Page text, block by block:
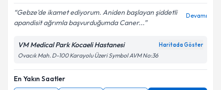
Gebze'de ikamet ediyorum. Aniden başlayan şiddetli
apandisit ağrımla başvurduğumda Caner...
Devamı
VM Medical Park Kocaeli Hastanesi Haritada Göster
Ovacık Mah. D-100 Karayolu Üzeri Symbol AVM No:36
En Yakın Saatler